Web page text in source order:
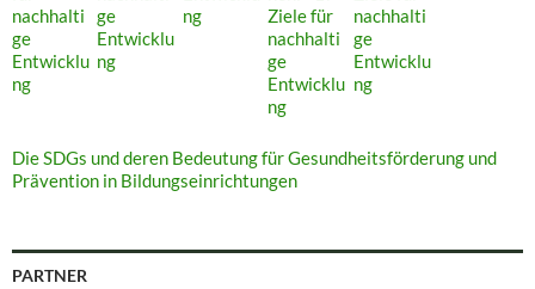
Die SDGs und deren Bedeutung für Gesundheitsförderung und
Prävention in Bildungseinrichtungen
PARTNER